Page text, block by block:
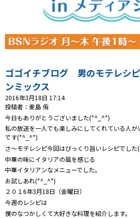
ニュース
天気
コンテンツ・アプリ
Well-being 防災・
ショッピング
会社概要・ビジョン
お問い合わせ
ゴゴイチブログ 男のモテレシ
ンミックス
2016年3月18日 17:14
投稿者：麦島 侑
今日もありがとうございました(*^_^*)
私の放送を一人でも楽しみにしてくれている人
です(*^_^*)
さ～モテレシピ今回はびっくり旨いレシピでし
中華の味にイタリアの風を感じる
中華イタリアンなメニューでした。
お試しあれ(*^_^*)
２０１6年3月18日（金曜日）
今週のレシピは
僕のなつかしくて大好きな料理を紹介します。